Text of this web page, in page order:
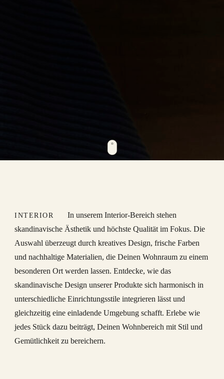
INTERIOR
In unserem Interior-Bereich stehen
skandinavische Ästhetik und höchste Qualität im Fokus. Die
Auswahl überzeugt durch kreatives Design, frische Farben
und nachhaltige Materialien, die Deinen Wohnraum zu einem
besonderen Ort werden lassen. Entdecke, wie das
skandinavische Design unserer Produkte sich harmonisch in
unterschiedliche Einrichtungsstile integrieren lässt und
gleichzeitig eine einladende Umgebung schafft. Erlebe wie
jedes Stück dazu beiträgt, Deinen Wohnbereich mit Stil und
Gemütlichkeit zu bereichern.